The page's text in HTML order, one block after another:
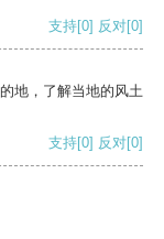
支持[0] 反对[0]
地，了解当地的风土
支持[0] 反对[0]